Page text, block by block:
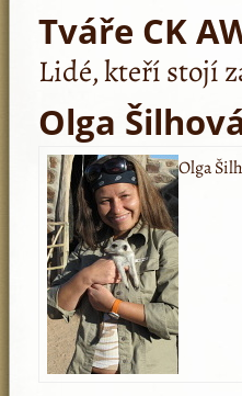
Tváře CK
Lidé, kteří stojí
Olga
Olga